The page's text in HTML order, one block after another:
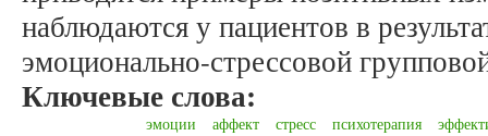
наблюдаются у пациентов в
эмоционально-стрессовой
Ключевые слова:
эмоции аффект стресс психотерапия